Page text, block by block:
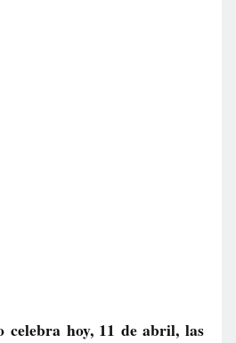
celebra hoy, 11 de abril, las